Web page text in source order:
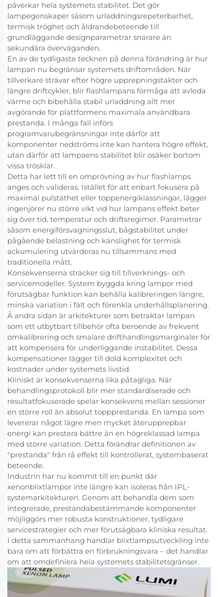
påverkar hela systemets stabilitet. Det gör
lampegenskaper såsom urladdningsrepeterbarhet,
termisk tröghet och åldrandebeteende till
grundläggande designparametrar snarare än
sekundära överväganden.
En av de tydligaste tecknen på denna förändring är hur
lampan nu begränsar systemets driftområden. När
tillverkare strävar efter högre upprepningstakter och
längre driftcykler, blir flashlampans förmåga att avleda
värme och bibehålla stabil urladdning allt mer
avgörande för plattformens maximala användbara
prestanda. I många fall införs
programvarubegränsningar inte därför att
komponenter nedströms inte kan hantera högre effekt,
utan därför att lampaens stabilitet blir osäker bortom
vissa trösklar.
Detta har lett till en omprövning av hur flashlamps
anges och valideras. Istället för att enbart fokusera på
maximal pulstäthet eller toppenergiklassningar, lägger
ingenjörer nu större vikt vid hur lampans effekt beter
sig över tid, temperatur och driftsregimer. Parametrar
såsom energiförsvagningsslut, bågstabilitet under
pågående belastning och känslighet för termisk
ackumulering utvärderas nu tillsammans med
traditionella mått.
Konsekvenserna sträcker sig till tillverknings- och
servicemodeller. System byggda kring lampor med
förutsägbar funktion kan behålla kalibreringen längre,
minska variation i fält och förenkla underhållsplanering.
Å andra sidan är arkitekturer som betraktar lampan
som ett utbytbart tillbehör ofta beroende av frekvent
omkalibrering och smalare drifthandlingsmarginaler för
att kompensera för underliggande instabilitet. Dessa
kompensationer lägger till dold komplexitet och
kostnader under systemets livstid.
Kliniskt är konsekvenserna lika påtagliga. När
behandlingsprotokoll blir mer standardiserade och
resultatfokuserade spelar konsekvens mellan sessioner
en större roll än absolut toppprestanda. En lampa som
levererar något lägre men mycket återupprepbar
energi kan prestera bättre än en högreklassad lampa
med större variation. Detta förändrar definitionen av
"prestanda" från rå effekt till kontrollerat, systembaserat
beteende.
Industrin har nu kommit till en punkt där
xenonblixtlampor inte längre kan isoleras från IPL-
systemarkitekturen. Genom att behandla dem som
integrerade, prestandabestämmande komponenter
möjliggörs mer robusta konstruktioner, tydligare
servicestrategier och mer förutsägbara kliniska resultat.
I detta sammanhang handlar blixtlampsutveckling inte
bara om att förbättra en förbrukningsvara – det handlar
om att omdefiniera hela systemets stabilitetsgränser.